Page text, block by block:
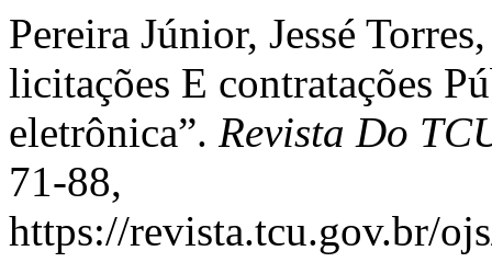
Pereira Júnior, Jessé
licitações E contratações
eletrônica”. Revista Do
71-88,
https://revista.tcu.gov.br/